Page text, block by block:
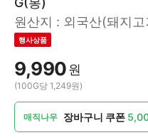
원산지 : 외국산(돼지
행사상품
9,990원
(100G당 1,249원)
매직나우 장바구니 쿠폰